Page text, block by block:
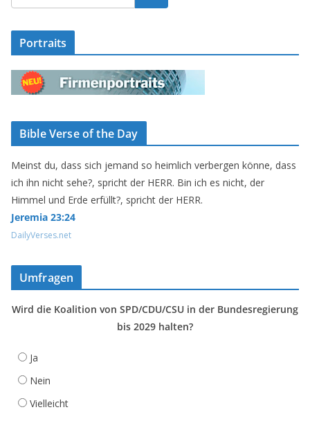
Portraits
Bible Verse of the Day
Meinst du, dass sich jemand so heimlich verbergen könne, dass
ich ihn nicht sehe?, spricht der HERR. Bin ich es nicht, der
Himmel und Erde erfüllt?, spricht der HERR.
Jeremia 23:24
DailyVerses.net
Umfragen
Wird die Koalition von SPD/CDU/CSU in der Bundesregierung
bis 2029 halten?
Ja
Nein
Vielleicht